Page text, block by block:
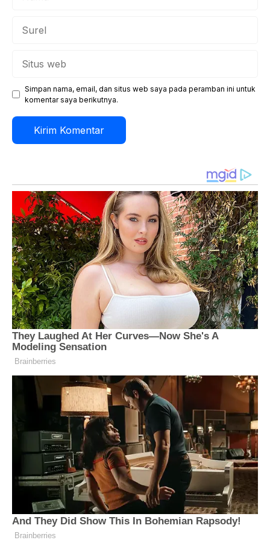
Simpan nama, email, dan situs web saya pada peramban ini untuk
komentar saya berikutnya.